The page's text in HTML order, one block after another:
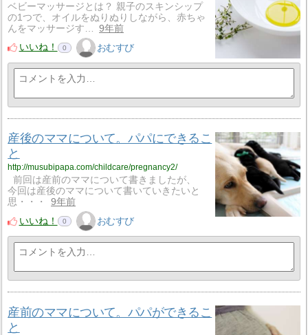
ベビーマッサージとは？ 親子のスキンシップ
の1つで、オイルをぬりぬりしながら、赤ちゃ
んをマッサージす…
9年前
いいね！
0 おむすび
産後のママについて。パパにできるこ
と
http://musubipapa.com/childcare/pregnancy2/
前回は産前のママについて書きましたが、
今回は産後のママについて書いていきたいと
思・・・
9年前
いいね！
0 おむすび
産前のママについて。パパができるこ
と